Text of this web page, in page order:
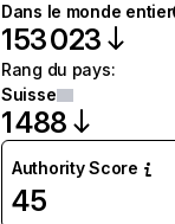
Dans le monde entier
153 023
Rang du pays:
Suisse
1 488
Authority Score
45